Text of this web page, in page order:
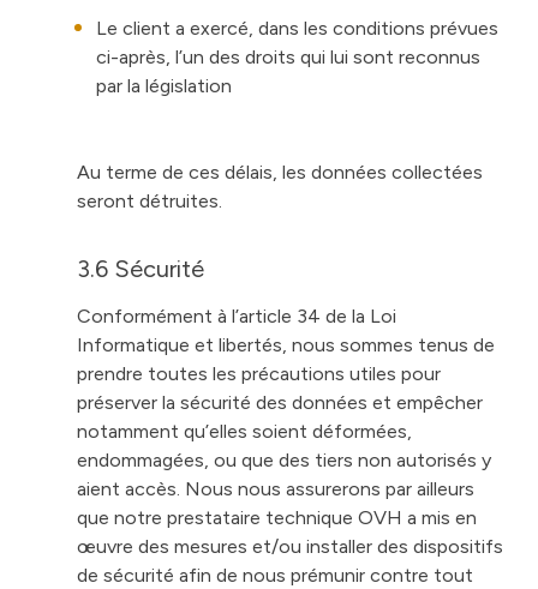
Le client a exercé, dans les conditions prévues
ci-après, l’un des droits qui lui sont reconnus
par la législation
Au terme de ces délais, les données collectées
seront détruites.
3.6 Sécurité
Conformément à l’article 34 de la Loi
Informatique et libertés, nous sommes tenus de
prendre toutes les précautions utiles pour
préserver la sécurité des données et empêcher
notamment qu’elles soient déformées,
endommagées, ou que des tiers non autorisés y
aient accès. Nous nous assurerons par ailleurs
que notre prestataire technique OVH a mis en
œuvre des mesures et/ou installer des dispositifs
de sécurité afin de nous prémunir contre tout